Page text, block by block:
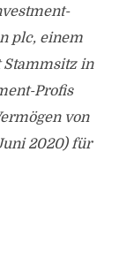
plc, einem
Stammsitz in
Profis
von
2020) für